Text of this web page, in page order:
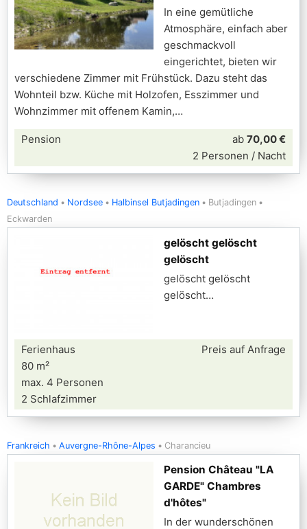
In eine gemütliche
Atmosphäre, einfach aber
geschmackvoll
eingerichtet, bieten wir
verschiedene Zimmer mit Frühstück. Dazu steht das
Wohnteil bzw. Küche mit Holzofen, Esszimmer und
Wohnzimmer mit offenem Kamin,
Pension ab 70,00 €
2 Personen / Nacht
Deutschland Nordsee Halbinsel Butjadingen
Butjadingen
Eckwarden
gelöscht gelöscht
gelöscht
gelöscht gelöscht
gelöscht
Ferienhaus
80 m²
max. 4 Personen
2 Schlafzimmer
Preis auf Anfrage
Frankreich Auvergne-Rhône-Alpes Charancieu
Pension Château "LA
GARDE" Chambres
d'hôtes"
In der wunderschönen